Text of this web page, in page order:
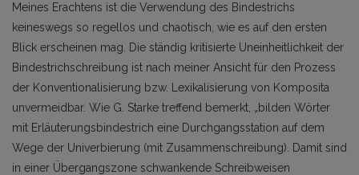
Meines Erachtens ist die Verwendung des Bindestrichs
keineswegs so regellos und chaotisch, wie es auf den ersten
Blick erscheinen mag. Die ständig kritisierte Uneinheitlichkeit der
Bindestrichschreibung ist nach meiner Ansicht für den Prozess
der Konventionalisierung bzw. Lexikalisierung von Komposita
unvermeidbar. Wie G. Starke treffend bemerkt, „bilden Wörter
mit Erläuterungsbindestrich eine Durchgangsstation auf dem
Wege der Univerbierung (mit Zusammenschreibung). Damit sind
in einer Übergangszone schwankende Schreibweisen